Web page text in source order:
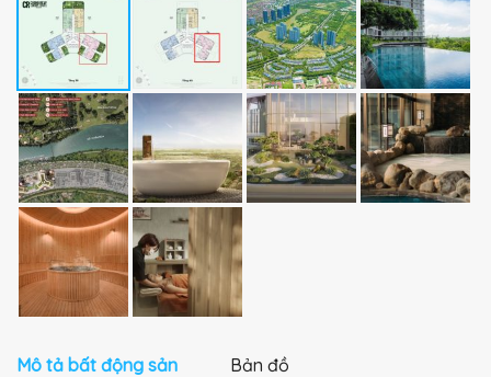
Mô tả bất động sản Bản đồ